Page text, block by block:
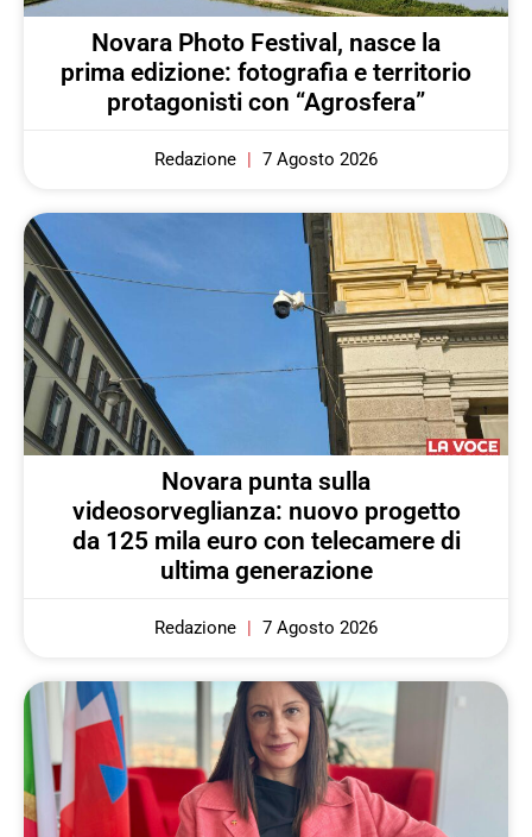
Novara Photo Festival, nasce la
prima edizione: fotografia e territorio
protagonisti con “Agrosfera”
Redazione 7 Agosto 2026
Novara punta sulla
videosorveglianza: nuovo progetto
da 125 mila euro con telecamere di
ultima generazione
Redazione 7 Agosto 2026